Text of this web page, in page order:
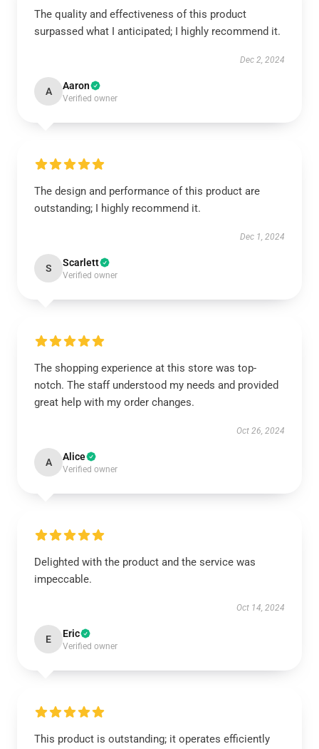
The quality and effectiveness of this product
surpassed what I anticipated; I highly recommend it.
Dec 2, 2024
A Aaron
Verified owner
The design and performance of this product are
outstanding; I highly recommend it.
Dec 1, 2024
S Scarlett
Verified owner
The shopping experience at this store was top-
notch. The staff understood my needs and provided
great help with my order changes.
Oct 26, 2024
A Alice
Verified owner
Delighted with the product and the service was
impeccable.
Oct 14, 2024
E Eric
Verified owner
This product is outstanding; it operates efficiently